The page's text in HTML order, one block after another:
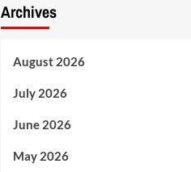
Archives
August 2026
July 2026
June 2026
May 2026